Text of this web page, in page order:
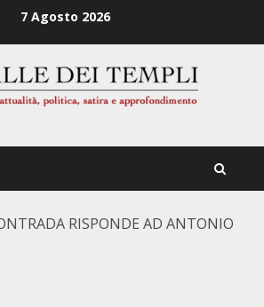
7 Agosto 2026
RISPONDE AD ANTONIO